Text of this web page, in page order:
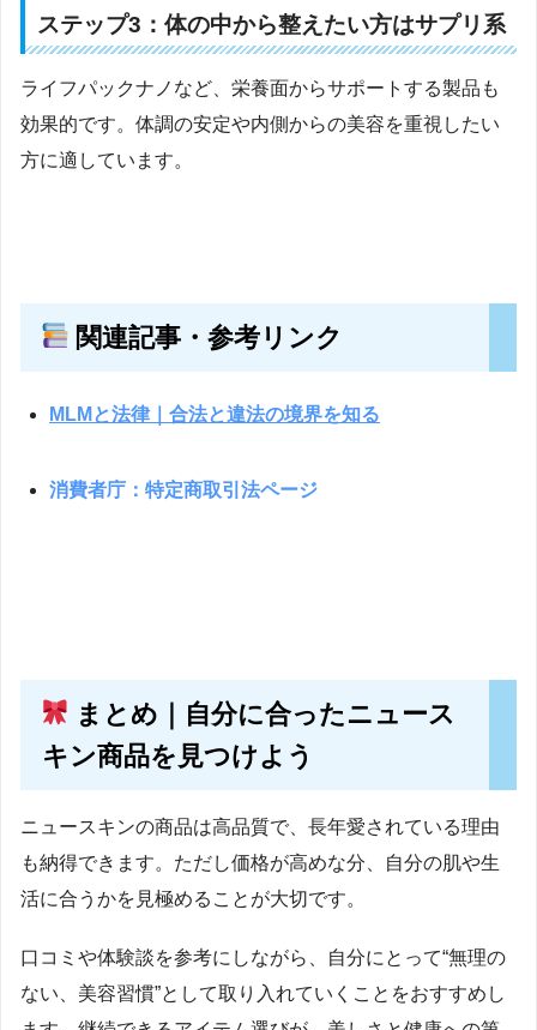
ステップ3：体の中から整えたい方はサプリ系
ライフパックナノなど、栄養面からサポートする製品も
効果的です。体調の安定や内側からの美容を重視したい
方に適しています。
関連記事・参考リンク
MLMと法律｜合法と違法の境界を知る
消費者庁：特定商取引法ページ
まとめ｜自分に合ったニュース
キン商品を見つけよう
ニュースキンの商品は高品質で、長年愛されている理由
も納得できます。ただし価格が高めな分、自分の肌や生
活に合うかを見極めることが大切です。
口コミや体験談を参考にしながら、自分にとって“無理の
ない、美容習慣”として取り入れていくことをおすすめし